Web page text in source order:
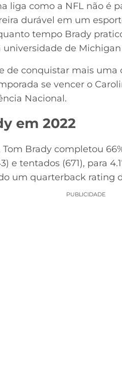
liga como a NFL não é
durável em um
tempo Brady
de
de conquistar mais uma
se vencer o
Nacional.
em 2022
Brady completou
e tentados (671), para
um quarterback rating
PUBLICIDADE